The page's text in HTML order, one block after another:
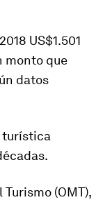
US$1.501
monto que
datos
turística
(OMT),